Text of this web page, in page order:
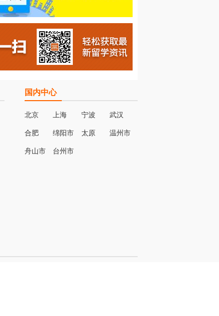
国内中心
北京 上海 宁波 武汉
合肥 绵阳市 太原 温州市
舟山市 台州市